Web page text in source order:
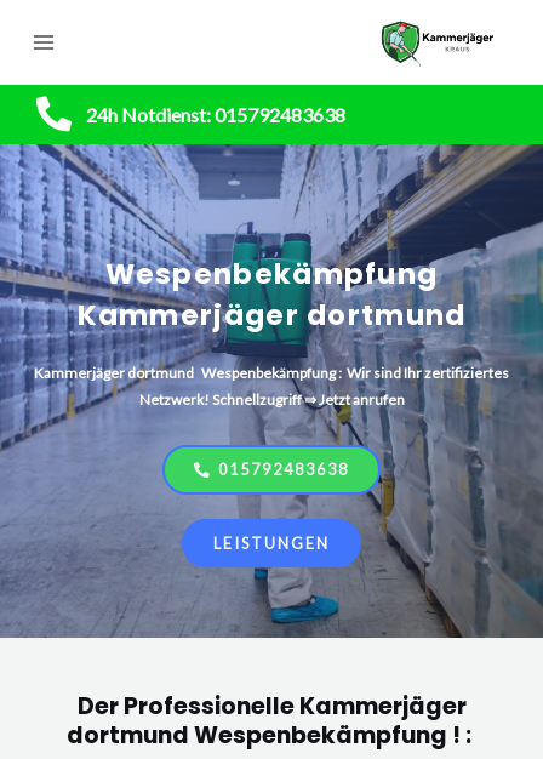
24h Notdienst: 015792483638
Wespenbekämpfung
Kammerjäger dortmund
Kammerjäger dortmund Wespenbekämpfung : Wir sind Ihr zertifiziertes
Netzwerk! Schnellzugriff ⇒ Jetzt anrufen
015792483638
LEISTUNGEN
Der Professionelle Kammerjäger
dortmund Wespenbekämpfung ! :